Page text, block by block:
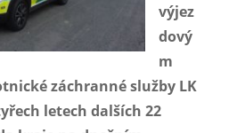
výjez
dový
m
záchranné služby LK
letech dalších 22